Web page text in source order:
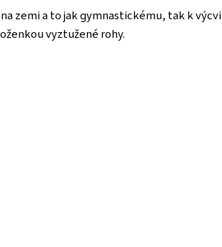
zemi a to jak gymnastickému, tak k
vyztužené rohy.